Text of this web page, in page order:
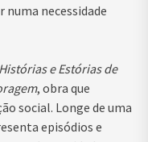
necessidade
Histórias e Estórias de
, obra que
social. Longe de uma
episódios e